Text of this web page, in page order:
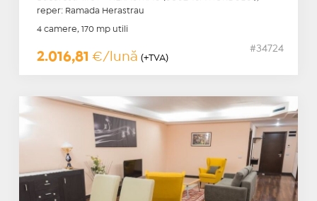
reper: Ramada Herastrau
4 camere, 170 mp utili
2.016,81 €/lună (+TVA)
#34724